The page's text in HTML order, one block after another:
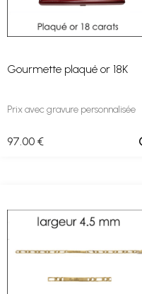
Gourmette plaqué or 18K
Prix avec gravure personnalisée
97 .00 €